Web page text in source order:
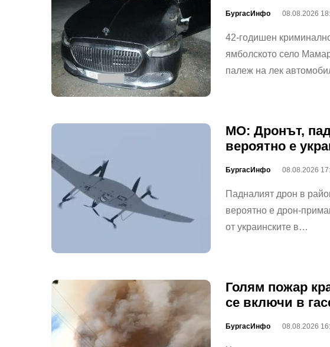
БургасИнфо 08.08.2026
42-годишен
ямболското село
палеж на лек
МО: Дронът,
вероятно е
БургасИнфо 08.08.2026
Падналият дрон в
вероятно е дрон-
от украинските в…
Голям пожар
се включи в
БургасИнфо 08.08.2026